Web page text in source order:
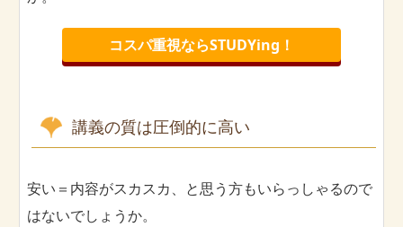
コスパ重視ならSTUDYing！
講義の質は圧倒的に高い
安い＝内容がスカスカ、と思う方もいらっしゃるので
はないでしょうか。